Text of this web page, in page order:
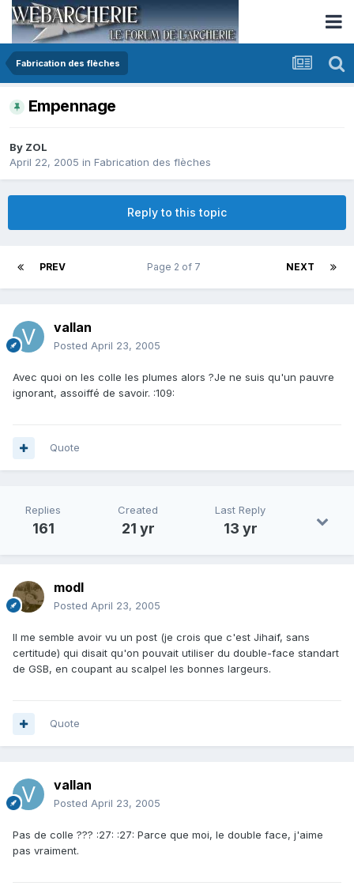
Fabrication des flèches
Empennage
By ZOL
April 22, 2005 in Fabrication des flèches
Reply to this topic
PREV NEXT
Page 2 of 7
vallan
Posted April 23, 2005
Avec quoi on les colle les plumes alors ?Je ne suis qu'un pauvre
ignorant, assoiffé de savoir. :109:
Quote
Replies
161
Created
21 yr
Last Reply
13 yr
modl
Posted April 23, 2005
Il me semble avoir vu un post (je crois que c'est Jihaif, sans
certitude) qui disait qu'on pouvait utiliser du double-face standart
de GSB, en coupant au scalpel les bonnes largeurs.
Quote
vallan
Posted April 23, 2005
Pas de colle ??? :27: :27: Parce que moi, le double face, j'aime
pas vraiment.